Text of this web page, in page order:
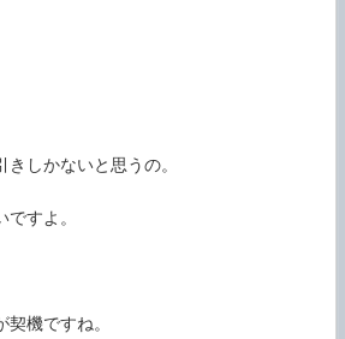
しかないと思うの。
すよ。
機ですね。